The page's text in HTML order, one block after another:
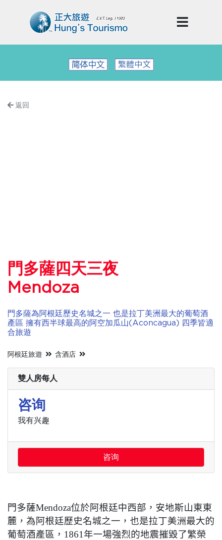
返回
門多薩四天三夜
Mendoza
門多薩為阿根廷歷史名城之一 也是拉丁美洲最大的葡萄酒
產區 擁有西半球最高的阿空加瓜山(Aconcagua) 四季皆適
合旅遊
阿根廷旅遊 含酒店
雙人房每人
咨询
我有兴趣
咨询
門多薩Mendoza位於阿根廷中西部，安地斯山東東
麓，為阿根廷歷史名城之一，也是拉丁美洲最大的
葡萄酒產區， 1861年一場強烈的地震摧毀了繁榮